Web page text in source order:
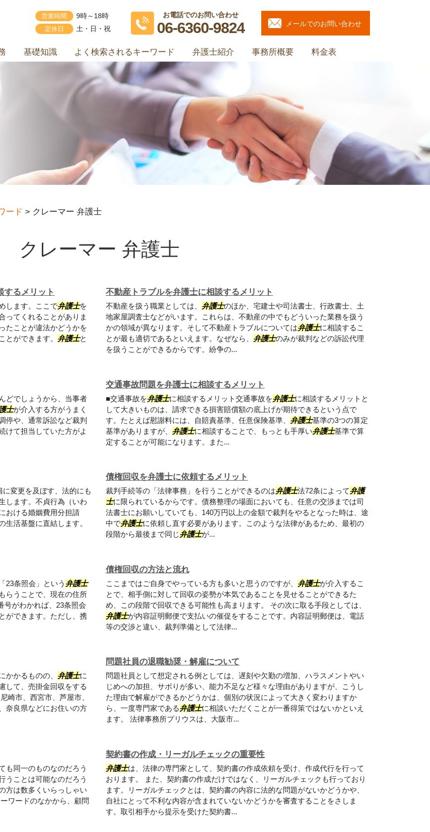
営業時間
9時～18時
定休日
土・日・祝
お電話でのお問い合わせ
06-6360-9824 メールでのお問い合わせ
基礎知識 よく検索されるキーワード 弁護士紹介 事務所概要 料金表
ード > クレーマー 弁護士
クレーマー 弁護士
するメリット
します。ここで弁護士を
ってくれることがありま
たことが違法かどうかを
とができます。 弁護士と
不動産トラブルを弁護士に相談するメリット
不動産を扱う職業としては、 弁護士のほか、宅建士や司法書士、行政書士、土
地家屋調査士などがいます。これらは、不動産の中でもどういった業務を扱う
かの領域が異なります。そして不動産トラブルについては弁護士に相談するこ
とが最も適切であるといえます。なぜなら、 弁護士のみが裁判などの訴訟代理
を扱うことができるからです。紛争の...
どでしょうから、当事者
士が介入する方がうまく
停や、通常訴訟など裁判
けて担当していた方がよ
交通事故問題を弁護士に相談するメリット
■交通事故を弁護士に相談するメリット交通事故を弁護士に相談するメリットと
して大きいものは、請求できる損害賠償額の底上げが期待できるという点で
す。たとえば慰謝料には、自賠責基準、任意保険基準、 弁護士基準の3つの算定
基準がありますが、 弁護士に相談することで、もっとも手厚い弁護士基準で算
定することが可能になります。また...
変更を及ぼす、法的にも
します。不貞行為（いわ
おける婚姻費用分担請
活基盤に直結します。
債権回収を弁護士に依頼するメリット
裁判手続等の「法律事務」を行うことができるのは弁護士法72条によって弁護
士に限られているからです。債務整理の場面においても、任意の交渉までは司
法書士にお願いしていても、140万円以上の金額で裁判をやるとなった時は、途
中で弁護士に依頼し直す必要があります。このような法律があるため、最初の
段階から最後まで同じ弁護士が...
23条照会」という 弁護士
らうことで、現在の住所
号がわかれば、23条照会
ができます。ただし、携
債権回収の方法と流れ
ここまではご自身でやっている方も多いと思うのですが、 弁護士が介入するこ
とで、相手側に対して回収の姿勢が本気であることを見せることができるた
め、この段階で回収できる可能性も高まります。 その次に取る手段としては、
弁護士が内容証明郵便で支払いの催促をすることです。内容証明郵便は、電話
等の交渉と違い、裁判準備として法律...
かかるものの、 弁護士に
して、売掛金回収をする
崎市、西宮市、芦屋市、
奈良県などにお住いの方
問題社員の退職勧奨・解雇について
問題社員として想定される例としては、遅刻や欠勤の増加、ハラスメントやい
じめへの加担、サボりが多い、能力不足など様々な理由がありますが、こうし
た理由で解雇ができるかどうかは、個別の状況によって大きく変わりますか
ら、一度専門家である弁護士に相談いただくことが一番得策ではないかといえ
ます。 法律事務所プリウスは、大阪市...
も同一のものなのだろう
うことは可能なのだろう
方は数多くいらっしゃい
ワードのなかから、顧問
契約書の作成・リーガルチェックの重要性
弁護士は、法律の専門家として、契約書の作成依頼を受け、作成代行を行って
おります。 また、契約書の作成だけではなく、リーガルチェックも行っており
ます。リーガルチェックとは、契約書の内容に法的な問題がないかどうかや、
自社にとって不利な内容が含まれていないかどうかを審査することをさしま
す。取引相手から提示を受けた契約書...